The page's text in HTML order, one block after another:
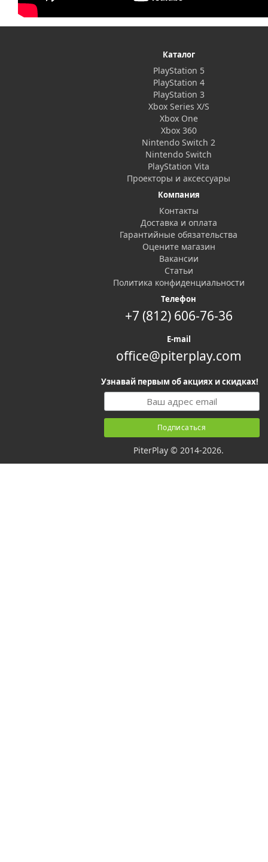
Каталог
PlayStation 5
PlayStation 4
PlayStation 3
Xbox Series X/S
Xbox One
Xbox 360
Nintendo Switch 2
Nintendo Switch
PlayStation Vita
Проекторы и аксессуары
Компания
Контакты
Доставка и оплата
Гарантийные обязательства
Оцените магазин
Вакансии
Статьи
Политика конфиденциальности
Телефон
+7 (812) 606-76-36
E-mail
office@piterplay.com
Узнавай первым об акциях и скидках!
PiterPlay © 2014-2026.